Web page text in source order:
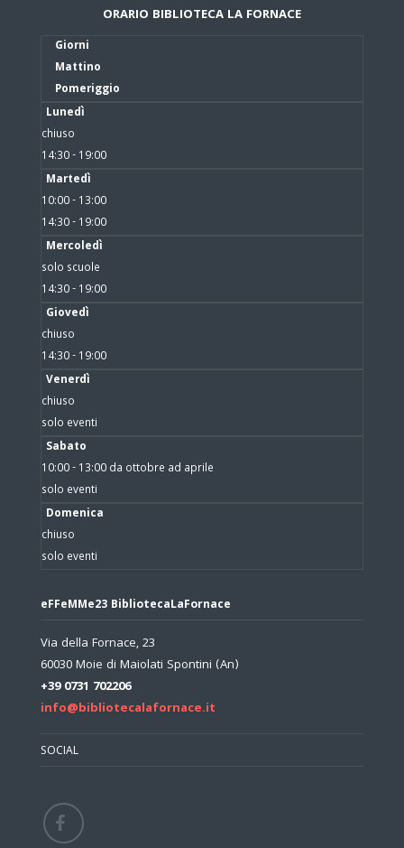
ORARIO BIBLIOTECA LA FORNACE
Giorni
Mattino
Pomeriggio
Lunedì
chiuso
14:30 - 19:00
Martedì
10:00 - 13:00
14:30 - 19:00
Mercoledì
solo scuole
14:30 - 19:00
Giovedì
chiuso
14:30 - 19:00
Venerdì
chiuso
solo eventi
Sabato
10:00 - 13:00 da ottobre ad aprile
solo eventi
Domenica
chiuso
solo eventi
eFFeMMe23 BibliotecaLaFornace
Via della Fornace, 23
60030 Moie di Maiolati Spontini (An)
+39 0731 702206
info@bibliotecalafornace.it
SOCIAL